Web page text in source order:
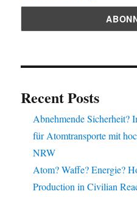
Recent Posts
Abnehmende Sicherheit?
für Atomtransporte mit
NRW
Atom? Waffe? Energie?
Production in Civilian